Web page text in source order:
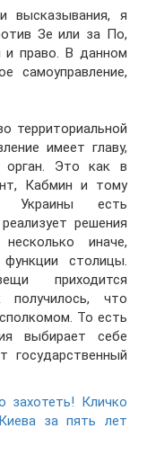
высказывания, я
Зе или за По,
право. В данном
самоуправление,
территориальной
имеет главу,
орган. Это как в
Кабмин и тому
Украины есть
решения
иначе,
столицы.
приходится
получилось, что
То есть
выбирает себе
государственный
захотеть! Кличко
за пять лет